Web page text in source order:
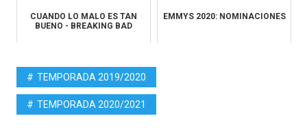
CUANDO LO MALO ES TAN
BUENO - BREAKING BAD
EMMYS 2020: NOMINACIONES
TEMPORADA 2019/2020
TEMPORADA 2020/2021